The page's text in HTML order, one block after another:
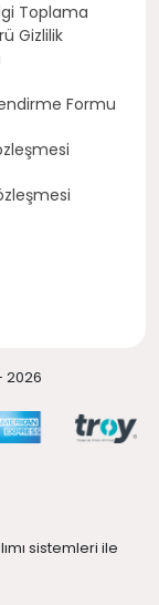
Toplama
Gizlilik
Formu
2026
sistemleri ile